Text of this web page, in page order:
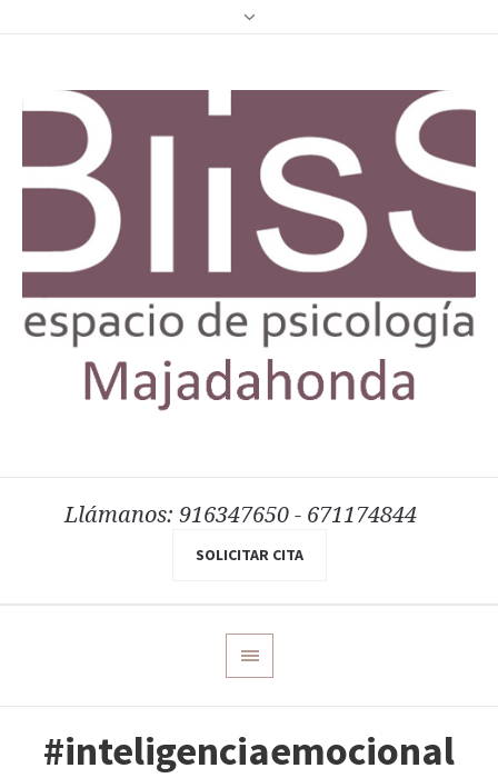
Llámanos: 916347650 - 671174844
SOLICITAR CITA
#inteligenciaemocional